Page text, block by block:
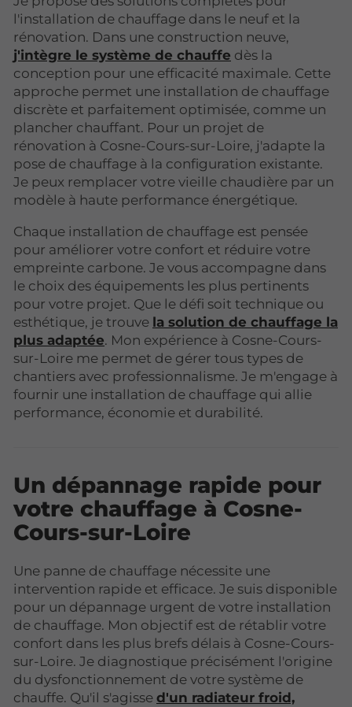
l'installation de chauffage dans le neuf et la
rénovation. Dans une construction neuve,
j'intègre le système de chauffe dès la
conception pour une efficacité maximale. Cette
approche permet une installation de chauffage
discrète et parfaitement optimisée, comme un
plancher chauffant. Pour un projet de
rénovation à Cosne-Cours-sur-Loire, j'adapte la
pose de chauffage à la configuration existante.
Je peux remplacer votre vieille chaudière par un
modèle à haute performance énergétique.
Chaque installation de chauffage est pensée
pour améliorer votre confort et réduire votre
empreinte carbone. Je vous accompagne dans
le choix des équipements les plus pertinents
pour votre projet. Que le défi soit technique ou
esthétique, je trouve la solution de chauffage la
plus adaptée. Mon expérience à Cosne-Cours-
sur-Loire me permet de gérer tous types de
chantiers avec professionnalisme. Je m'engage à
fournir une installation de chauffage qui allie
performance, économie et durabilité.
Un dépannage rapide pour
votre chauffage à Cosne-
Cours-sur-Loire
Une panne de chauffage nécessite une
intervention rapide et efficace. Je suis disponible
pour un dépannage urgent de votre installation
de chauffage. Mon objectif est de rétablir votre
confort dans les plus brefs délais à Cosne-Cours-
sur-Loire. Je diagnostique précisément l'origine
du dysfonctionnement de votre système de
chauffe. Qu'il s'agisse d'un radiateur froid,